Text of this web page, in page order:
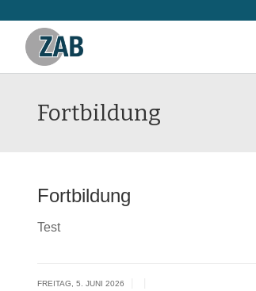
Fortbildung
Fortbildung
Test
FREITAG, 5. JUNI 2026